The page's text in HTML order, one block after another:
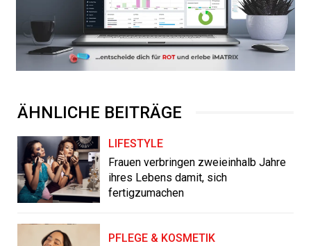
ÄHNLICHE BEITRÄGE
LIFESTYLE
Frauen verbringen zweieinhalb Jahre
ihres Lebens damit, sich
fertigzumachen
PFLEGE & KOSMETIK